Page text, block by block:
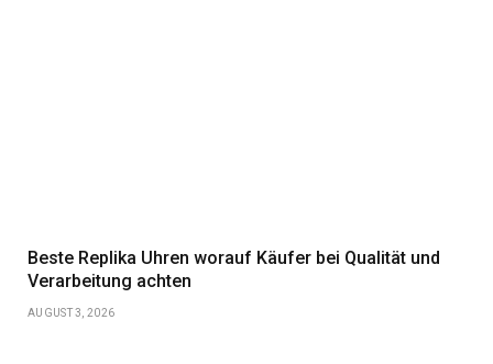
Beste Replika Uhren worauf Käufer bei Qualität und
Verarbeitung achten
AUGUST 3, 2026